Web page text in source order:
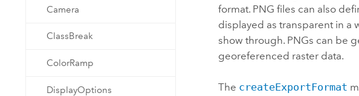
Camera
ClassBreak
ColorRamp
DisplayOptions
format. PNG files can also
displayed as transparent in a
show through. PNGs can be
georeferenced raster data.
The createExportFormat